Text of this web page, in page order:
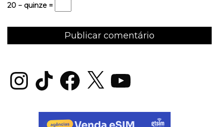
20 − quinze =
InstagramTikTok Facebook
X YouTube